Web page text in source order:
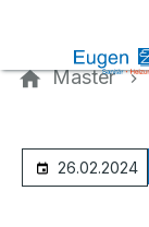
Master
26.02.2024